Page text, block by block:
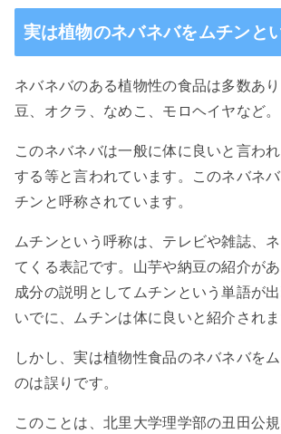
実は植物のネバネバをムチンと
ネバネバのある植物性の食品は多数あ
豆、オクラ、なめこ、モロヘイヤなど。
このネバネバは一般に体に良いと言わ
する等と言われています。このネバネ
チンと呼称されています。
ムチンという呼称は、テレビや雑誌、
てくる表記です。山芋や納豆の紹介が
成分の説明としてムチンという単語が
いでに、ムチンは体に良いと紹介されま
しかし、実は植物性食品のネバネバを
のは誤りです。
このことは、北里大学理学部の丑田公規